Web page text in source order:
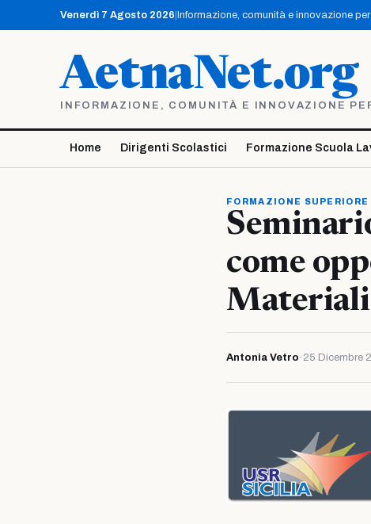
contenuto
Venerdì 7 Agosto 2026 Informazione, comunità e innovazione
AetnaNet.org
INFORMAZIONE, COMUNITÀ E INNOVAZIONE
Home Dirigenti Scolastici Formazione Scuola
FORMAZIONE SUPERIORE
come
Materiali
Antonia Vetro · 25 Dicembre